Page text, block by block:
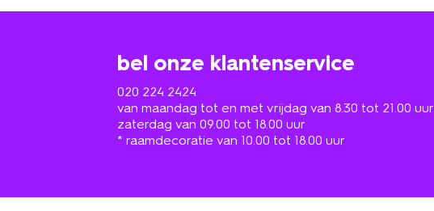
bel onze klantenservice
020 224 2424
van maandag tot en met vrijdag van 8.30 tot 21.00 uur
zaterdag van 09.00 tot 18.00 uur
* raamdecoratie van 10.00 tot 18.00 uur